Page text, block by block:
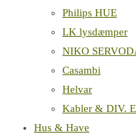
Philips HUE
LK lysdæmper
NIKO
Casambi
Helvar
Kabler & DIV.
Hus & Have